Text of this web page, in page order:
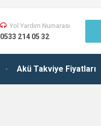
Akü Takviye Fiyatları
Yol Yardım Numarası
0533 214 05 32